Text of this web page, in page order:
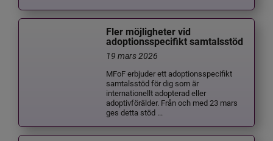
Fler möjligheter vid
adoptionsspecifikt samtalsstöd
19 mars 2026
MFoF erbjuder ett adoptionsspecifikt
samtalsstöd för dig som är
internationellt adopterad eller
adoptivförälder. Från och med 23 mars
ges detta stöd ...